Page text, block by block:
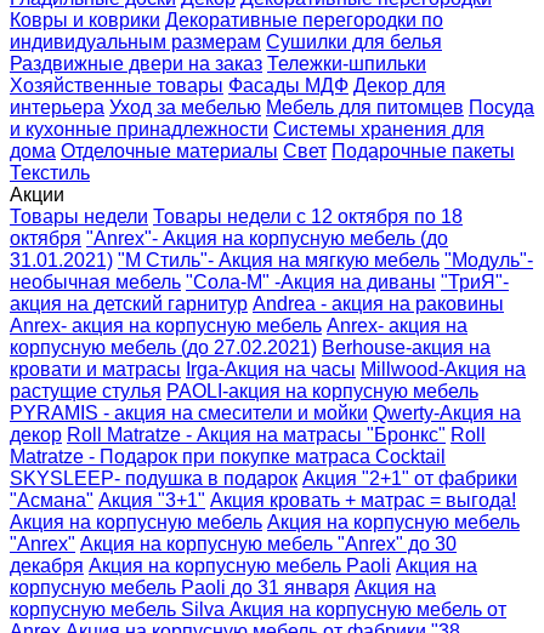
Ковры и коврики Декоративные перегородки по
индивидуальным размерам Сушилки для белья
Раздвижные двери на заказ Тележки-шпильки
Хозяйственные товары Фасады МДФ Декор для
интерьера Уход за мебелью Мебель для питомцев Посуда
и кухонные принадлежности Системы хранения для
дома Отделочные материалы Свет Подарочные пакеты
Текстиль
Акции
Товары недели Товары недели с 12 октября по 18
октября "Anrex"- Акция на корпусную мебель (до
31.01.2021) "М Стиль"- Акция на мягкую мебель "Модуль"-
необычная мебель "Сола-М" -Акция на диваны "ТриЯ"-
акция на детский гарнитур Andrea - акция на раковины
Anrex- акция на корпусную мебель Anrex- акция на
корпусную мебель (до 27.02.2021) Berhouse-акция на
кровати и матрасы Irga-Акция на часы Millwood-Акция на
растущие стулья PAOLI-акция на корпусную мебель
PYRAMIS - акция на смесители и мойки Qwerty-Акция на
декор Roll Matratze - Акция на матрасы "Бронкс" Roll
Matratze - Подарок при покупке матраса Cocktail
SKYSLEEP- подушка в подарок Акция "2+1" от фабрики
"Асмана" Акция "3+1" Акция кровать + матрас = выгода!
Акция на корпусную мебель Акция на корпусную мебель
"Anrex" Акция на корпусную мебель "Anrex" до 30
декабря Акция на корпусную мебель Paoli Акция на
корпусную мебель Paoli до 31 января Акция на
корпусную мебель Silva Акция на корпусную мебель от